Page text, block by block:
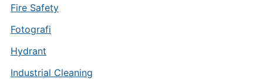
Fire Safety
Fotografi
Hydrant
Industrial Cleaning